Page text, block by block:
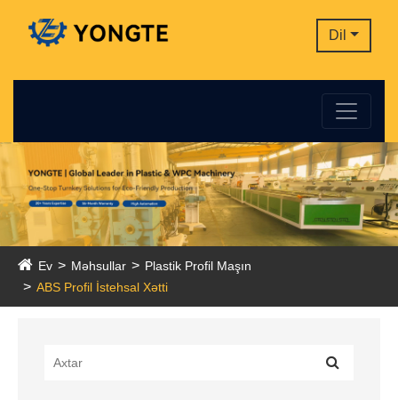
Dil
Ev Məhsullar
Plastik Profil Maşın
ABS Profil İstehsal Xətti